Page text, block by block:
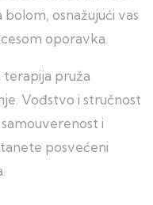
osnažujući vas
oporavka.
pruža
Vođstvo i stručnost
i
posvećeni